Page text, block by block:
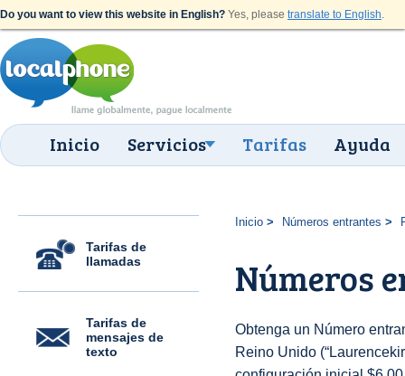
Do you want to view this website in English? Yes, please translate to English.
Inicio Servicios Tarifas Ayuda
Tarifas de
llamadas
Tarifas de
mensajes de
texto
Inicio Números entrantes
Números
Obtenga un Número
Reino Unido